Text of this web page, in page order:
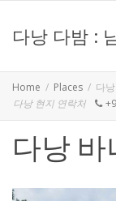
다낭 다밤 :
Home Places
다
다낭 현지 연락처
다낭 바